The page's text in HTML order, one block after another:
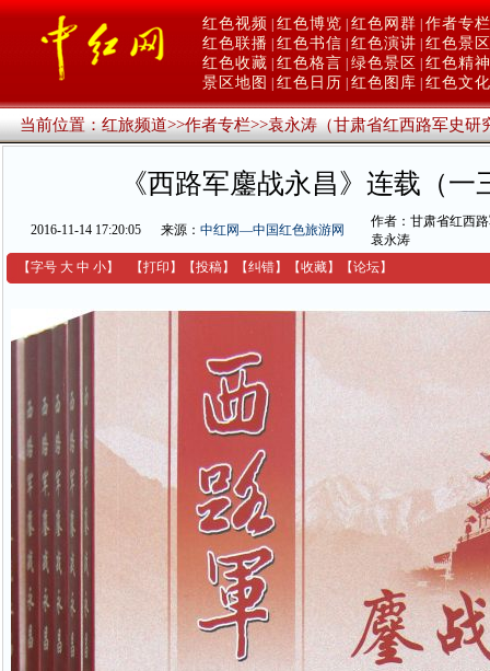
红色视频 红色博览 红色网群 作者专栏
红色联播 红色书信 红色演讲 红色景区
红色收藏 红色格言 绿色景区
红色精神
景区地图
红色日历 红色图库 红色文化
当前位置：红旅频道>>作者专栏>>袁永涛（甘肃省红西路军史研
《西路军鏖战永昌》连载（一
2016-11-14 17:20:05 来源： 中红网—中国红色旅游网
作者：甘肃省红西
袁永涛
【字号 大 中 小】 【打印 】 【投稿】 【纠错】 【收藏】 【论坛】